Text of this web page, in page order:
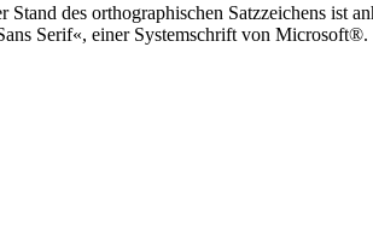
des orthographischen Satzzeichens
Serif«, einer Systemschrift von Microsoft®.